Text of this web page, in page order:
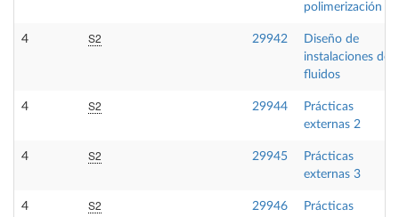
polimerización
4 S2 29942
Diseño de
instalaciones de
fluidos
4 S2 29944
Prácticas
externas 2
4 S2 29945
Prácticas
externas 3
4 S2 29946
Prácticas